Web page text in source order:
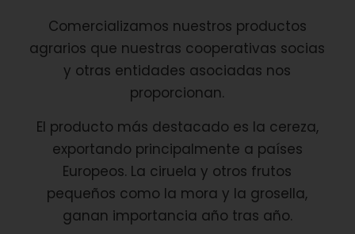
Comercializamos nuestros productos
agrarios que nuestras cooperativas socias
y otras entidades asociadas nos
proporcionan.
El producto más destacado es la cereza,
exportando principalmente a países
Europeos. La ciruela y otros frutos
pequeños como la mora y la grosella,
ganan importancia año tras año.